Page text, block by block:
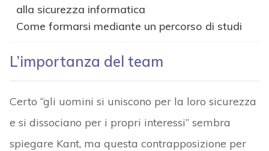
alla sicurezza informatica
Come formarsi mediante un percorso di studi
L’importanza del team
Certo “gli uomini si uniscono per la loro sicurezza
e si dissociano per i propri interessi” sembra
spiegare Kant, ma questa contrapposizione per